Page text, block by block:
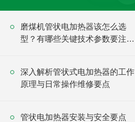
磨煤机管状电加热器该怎么选
型？有哪些关键技术参数要注
深入解析管状式电加热器的工作
原理与日常操作维修要点
管状电加热器安装与安全要点